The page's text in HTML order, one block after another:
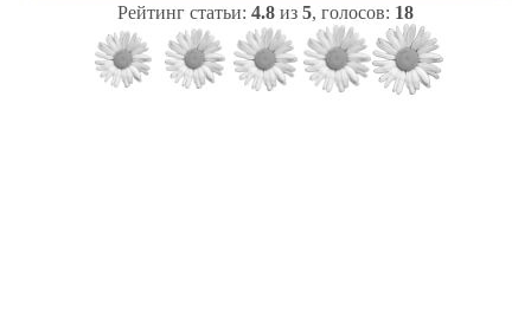
Рейтинг статьи: 4.8 из 5, голосов: 18